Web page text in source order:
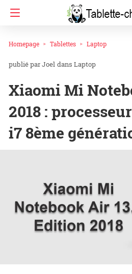
Homepage Tablettes Laptop
Joel dans Laptop
Xiaomi Mi
2018 :
i7 8ème